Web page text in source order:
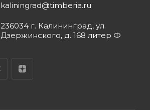
kaliningrad@timberia.ru
236034 г. Калининград, ул.
Дзержинского, д. 168 литер Ф